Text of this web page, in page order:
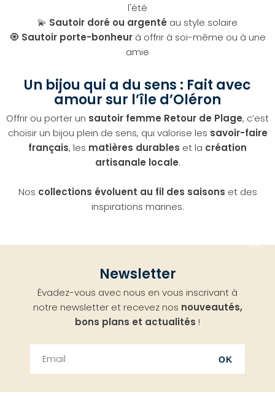
l'été
💫 Sautoir doré ou argenté au style solaire
🧿 Sautoir porte-bonheurà offrir à soi-même ou à une
amie
Un bijou qui a du sens : Fait avec
amour sur l’île d’Oléron
Offrir ou porter un sautoir femme Retour de Plage, c’est
choisir un bijou plein de sens, qui valorise les savoir-faire
français, les matières durables et la création
artisanale locale.
Nos collections évoluent au fil des saisons et des
inspirations marines.
Newsletter
Évadez-vous avec nous en vous inscrivant à
notre newsletter et recevez nos nouveautés,
bons plans et actualités !
OK